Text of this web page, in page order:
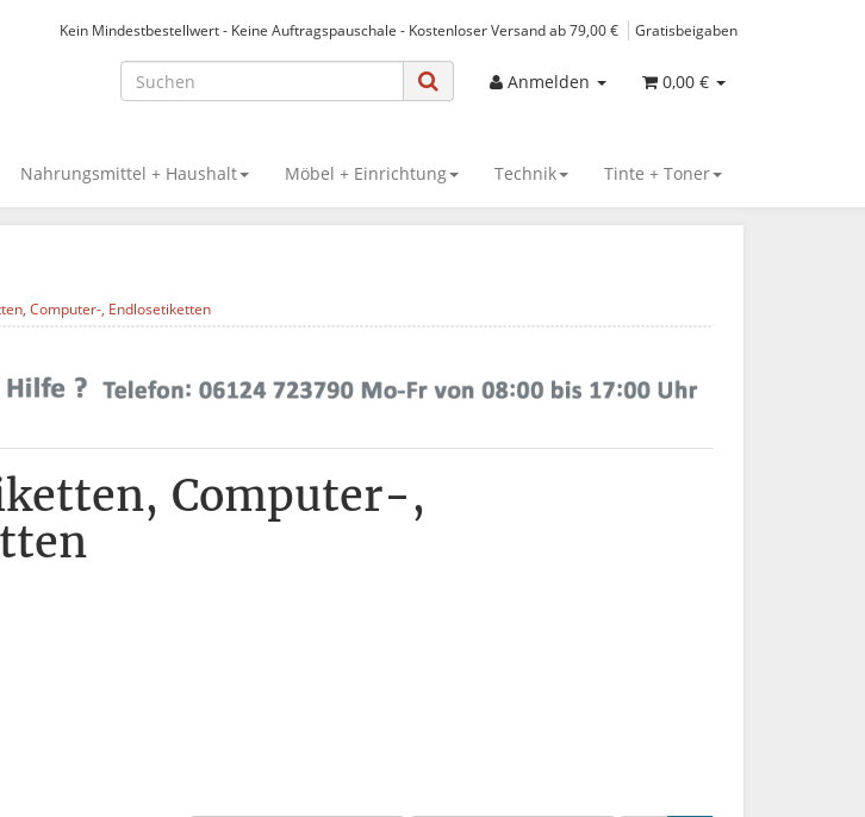
Kein Mindestbestellwert - Keine Auftragspauschale - Kostenloser Versand ab 79,00 € Gratisbeigaben
Anmelden 0,00 €
Nahrungsmittel + Haushalt Möbel + Einrichtung Technik Tinte + Toner
Computer-, Endlosetiketten
Computer-,